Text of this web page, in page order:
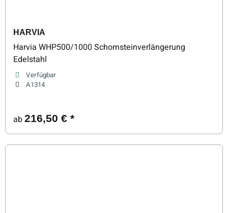
HARVIA
Harvia WHP500/1000 Schornsteinverlängerung
Edelstahl
Verfügbar
A1314
ab216,50 € *